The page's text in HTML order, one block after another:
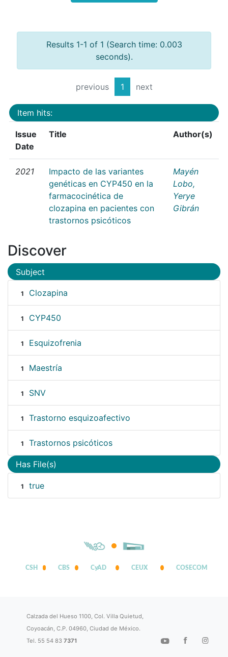
Results 1-1 of 1 (Search time: 0.003
seconds).
previous 1 next
Item hits:
Issue
Date
Title Author(s)
2021
Impacto de las variantes
genéticas en CYP450 en la
farmacocinética de
clozapina en pacientes con
trastornos psicóticos
Mayén
Lobo,
Yerye
Gibrán
Discover
Subject
1 Clozapina
1 CYP450
1 Esquizofrenia
1 Maestría
1 SNV
1 Trastorno esquizoafectivo
1 Trastornos psicóticos
Has File(s)
1 true
CSH CBS CyAD CEUX COSECOM
Calzada del Hueso 1100, Col. Villa Quietud,
Coyoacán, C.P. 04960, Ciudad de México.
Tel. 55 54 837371